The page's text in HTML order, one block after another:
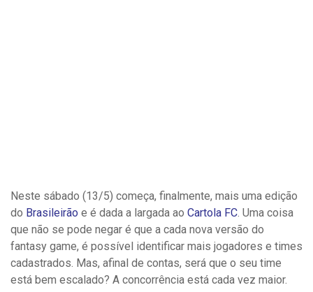
Neste sábado (13/5) começa, finalmente, mais uma edição
do Brasileirão e é dada a largada ao Cartola FC . Uma coisa
que não se pode negar é que a cada nova versão do
fantasy game, é possível identificar mais jogadores e times
cadastrados. Mas, afinal de contas, será que o seu time
está bem escalado? A concorrência está cada vez maior.